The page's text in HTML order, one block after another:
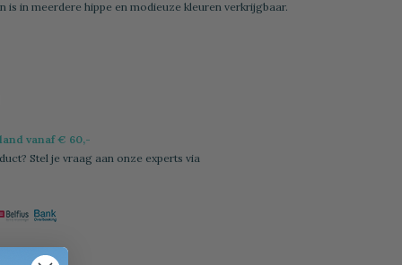
is in meerdere hippe en modieuze kleuren verkrijgbaar.
vanaf € 60,-
Stel je vraag aan onze experts via